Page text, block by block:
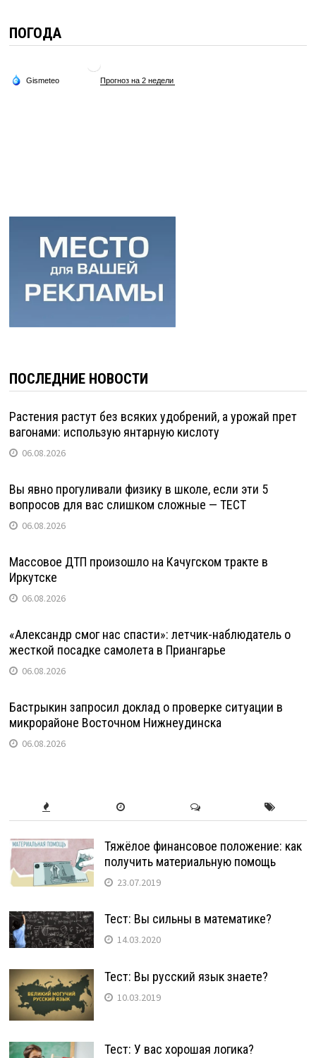
ПОГОДА
ПОСЛЕДНИЕ НОВОСТИ
Растения растут без всяких удобрений, а урожай прет
вагонами: использую янтарную кислоту
06.08.2026
Вы явно прогуливали физику в школе, если эти 5
вопросов для вас слишком сложные — ТЕСТ
06.08.2026
Массовое ДТП произошло на Качугском тракте в
Иркутске
06.08.2026
«Александр смог нас спасти»: летчик-наблюдатель о
жесткой посадке самолета в Приангарье
06.08.2026
Бастрыкин запросил доклад о проверке ситуации в
микрорайоне Восточном Нижнеудинска
06.08.2026
Тяжёлое финансовое положение: как
получить материальную помощь
23.07.2019
Тест: Вы сильны в математике?
14.03.2020
Тест: Вы русский язык знаете?
10.03.2019
Тест: У вас хорошая логика?